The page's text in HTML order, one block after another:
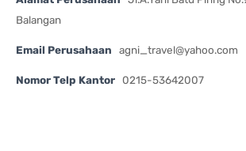
Balangan
Email Perusahaan agni_travel@yahoo.com
Nomor Telp Kantor 0215-53642007